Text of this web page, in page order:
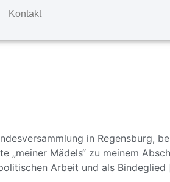
Kontakt
in Regensburg,
„meiner Mädels“ zu meinem
Arbeit und als